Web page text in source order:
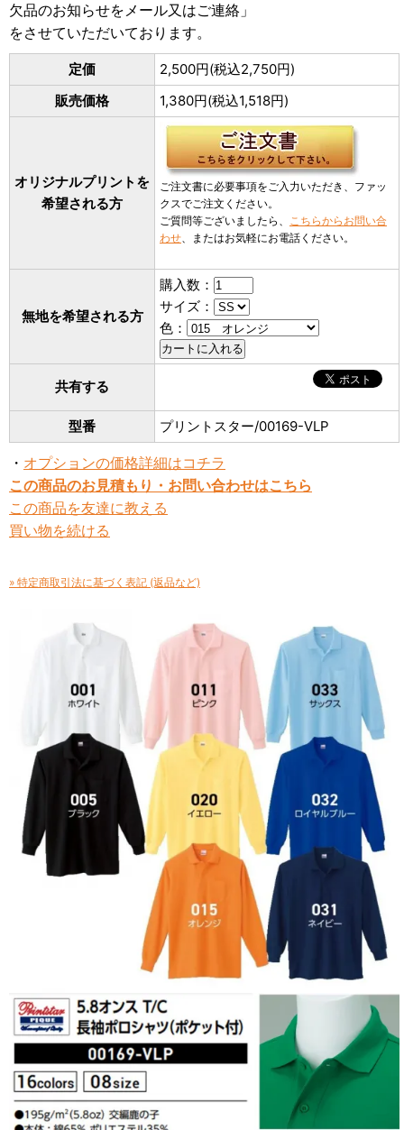
欠品のお知らせをメール又はご連絡」
をさせていただいております。
定価
2,500円(税込2,750円)
販売価格
1,380円(税込1,518円)
オリジナルプリントを
希望される方
ご注文書に必要事項をご入力いただき、ファッ
クスでご注文ください。
ご質問等ございましたら、 こちらからお問い合
わせ、またはお気軽にお電話ください。
無地を希望される方
購入数：
サイズ：
色：
共有する
型番 プリントスター/00169-VLP
・ オプションの価格詳細はコチラ
この商品のお見積もり・お問い合わせはこちら
この商品を友達に教える
買い物を続ける
» 特定商取引法に基づく表記 (返品など)